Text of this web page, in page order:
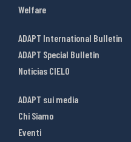
Welfare
ADAPT International Bulletin
ADAPT Special Bulletin
Noticias CIELO
ADAPT sui media
Chi Siamo
Eventi